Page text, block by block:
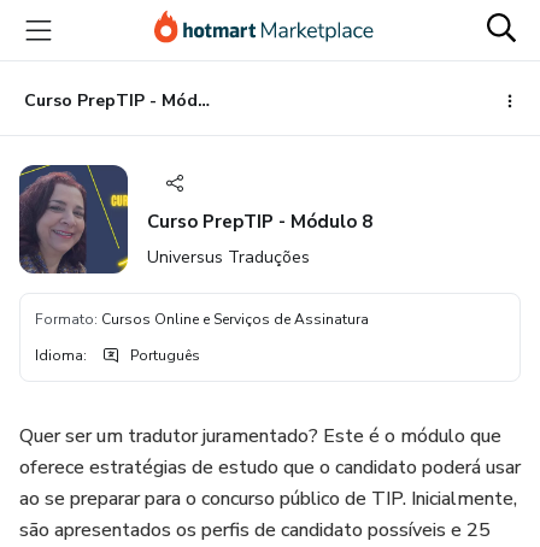
para
conteúdo
principal
para
pagamento
para
rodapé
Curso PrepTIP - Módulo 8
Curso PrepTIP - Módulo 8
Universus Traduções
Formato: Cursos Online e Serviços de Assinatura
Idioma: Português
Quer ser um tradutor juramentado? Este é o módulo que
oferece estratégias de estudo que o candidato poderá usar
ao se preparar para o concurso público de TIP. Inicialmente,
são apresentados os perfis de candidato possíveis e 25